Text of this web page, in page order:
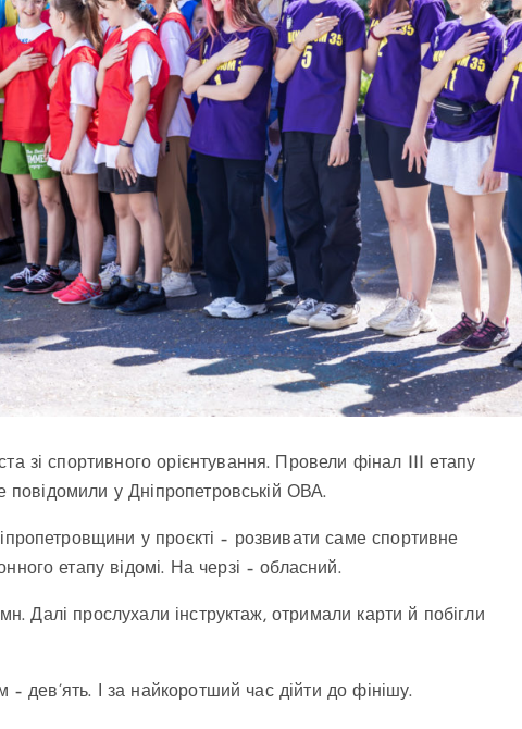
зі спортивного орієнтування. Провели фінал III етапу
повідомили у Дніпропетровській ОВА.
у проєкті – розвивати саме спортивне
етапу відомі. На черзі – обласний.
Далі прослухали інструктаж, отримали карти й побігли
дев’ять. І за найкоротший час дійти до фінішу.